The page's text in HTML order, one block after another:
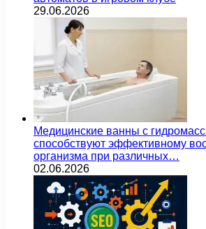
29.06.2026
Медицинские ванны с
способствуют эффективному
организма при различных…
02.06.2026